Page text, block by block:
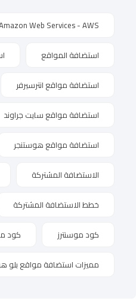
Web Services - AWS
استضافة المواقع
استضافة مواقع انترسيرفر
استضافة مواقع سايت جراوند
استضافة مواقع هوستنجر
الاستضافة المشتركة
خطط الاستضافة المشتركة
كود موسنترز كود
مميزات استضافة مواقع